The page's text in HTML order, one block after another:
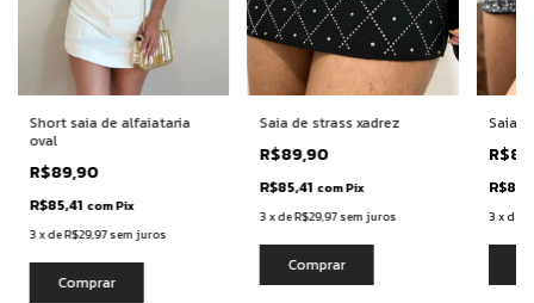
Short saia de alfaiataria
oval
R$89,90
R$85,41 comPix
3xdeR$29,97sem juros
Comprar
Saia de strass xadrez
R$89,90
R$85,41 comPix
3xdeR$29,97sem juros
Comprar
Saia
3 xde